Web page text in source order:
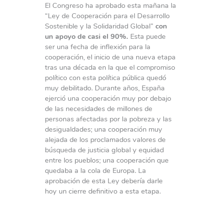
El Congreso ha aprobado esta mañana la
“Ley de Cooperación para el Desarrollo
Sostenible y la Solidaridad Global” con
un apoyo de casi el 90%. Esta puede
ser una fecha de inflexión para la
cooperación, el inicio de una nueva etapa
tras una década en la que el compromiso
político con esta política pública quedó
muy debilitado. Durante años, España
ejerció una cooperación muy por debajo
de las necesidades de millones de
personas afectadas por la pobreza y las
desigualdades; una cooperación muy
alejada de los proclamados valores de
búsqueda de justicia global y equidad
entre los pueblos; una cooperación que
quedaba a la cola de Europa. La
aprobación de esta Ley debería darle
hoy un cierre definitivo a esta etapa.